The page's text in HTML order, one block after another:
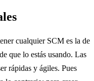
cualquier SCM es la de
que lo estás usando. Las
rápidas y ágiles. Pues